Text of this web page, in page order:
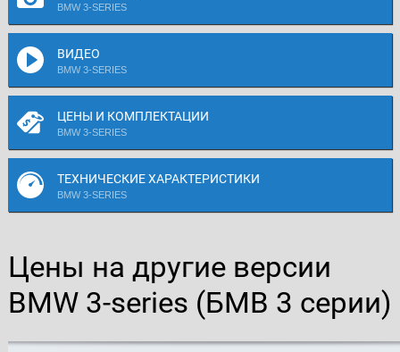
BMW 3-SERIES
ВИДЕО
BMW 3-SERIES
ЦЕНЫ И КОМПЛЕКТАЦИИ
BMW 3-SERIES
ТЕХНИЧЕСКИЕ ХАРАКТЕРИСТИКИ
BMW 3-SERIES
Цены на другие версии
BMW 3-series (БМВ 3 серии)